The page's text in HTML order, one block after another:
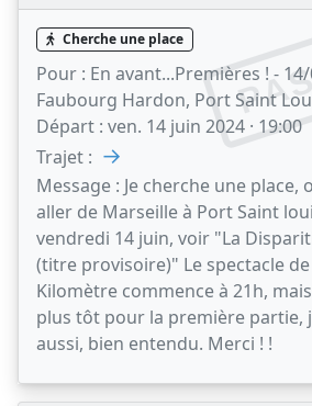
Cherche une place
Pour : En avant...Premières ! -
Faubourg Hardon, Port Saint
Départ : ven. 14 juin 2024 · 19:00
Trajet : →
Message : Je cherche une place,
aller de Marseille à Port Saint
vendredi 14 juin, voir "La
(titre provisoire)" Le spectacle de
Kilomètre commence à 21h,
plus tôt pour la première partie,
aussi, bien entendu. Merci ! !